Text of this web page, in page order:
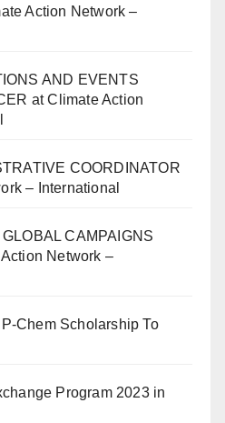
Action Network –
AND EVENTS
at Climate Action
COORDINATOR
– International
CAMPAIGNS
Network –
Chem Scholarship To
Program 2023 in